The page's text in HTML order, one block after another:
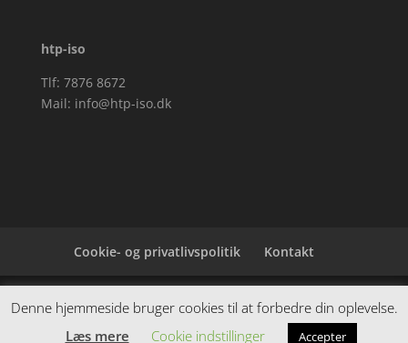
htp-iso
Tlf: 7876 8672
Mail: info@htp-iso.dk
Cookie- og privatlivspolitik Kontakt
Denne hjemmeside samler et bredt udvalg af
spændende varer. Siden er et affiiliatesite, og nogle
Denne hjemmeside bruger cookies til at forbedre din oplevelse.
Læs mere
Cookie indstillinger Accepter